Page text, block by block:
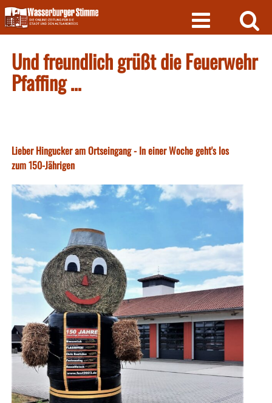
Skip
to
content
Und freundlich grüßt die Feuerwehr
Pfaffing …
Lieber Hingucker am Ortseingang - In einer Woche geht's los
zum 150-Jährigen